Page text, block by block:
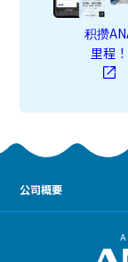
积攒
里程！
公司概要